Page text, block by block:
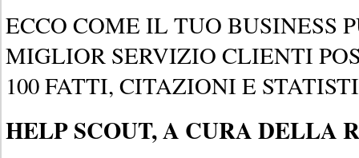
ECCO COME IL TUO BUSINESS
MIGLIOR SERVIZIO CLIENTI
100 FATTI, CITAZIONI E
HELP SCOUT, A CURA DELLA